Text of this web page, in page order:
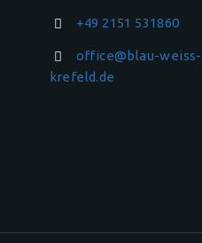
+49 2151 531860
office@blau-weiss-
krefeld.de